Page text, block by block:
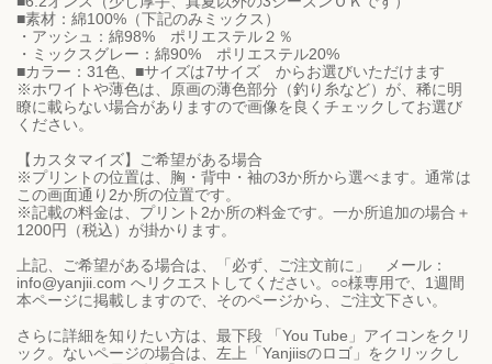
■素材：綿100%（下記のみミックス）
・アッシュ：綿98% ポリエステル２％
・ミックスグレー：綿90% ポリエステル20%
■カラー：31色、■サイズは7サイズ からお選びいただけます
※ホワイトや薄色は、原画の薄色部分（釣り糸など）が、稀に明
瞭に載らない場合がありますので画像を良くチェックしてお選び
ください。
【カスタマイズ】ご希望がある場合
※プリントの位置は、胸・背中・袖の3か所から選べます。通常は
この画面通り2か所の位置です。
※記載の料金は、プリント2か所の料金です。一か所追加の場合＋
1200円（税込）が掛かります。
上記、ご希望がある場合は、「必ず、ご注文前に」 メール：
info@yanjii.com へリクエストしてください。○○様専用で、1週間
本ページに掲載しますので、そのページから、ご注文下さい。
さらに詳細を知りたい方は、最下段 「You Tube」アイコンをクリ
ック。ないページの場合は、左上「Yanjiisのロゴ」をクリックし